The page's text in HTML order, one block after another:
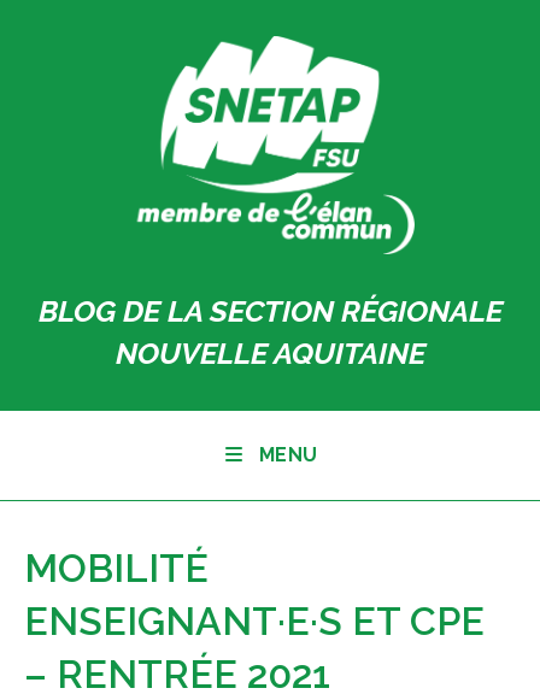
BLOG DE LA SECTION RÉGIONALE
NOUVELLE AQUITAINE
MENU
MOBILITÉ
ENSEIGNANT·E·S ET CPE
– RENTRÉE 2021